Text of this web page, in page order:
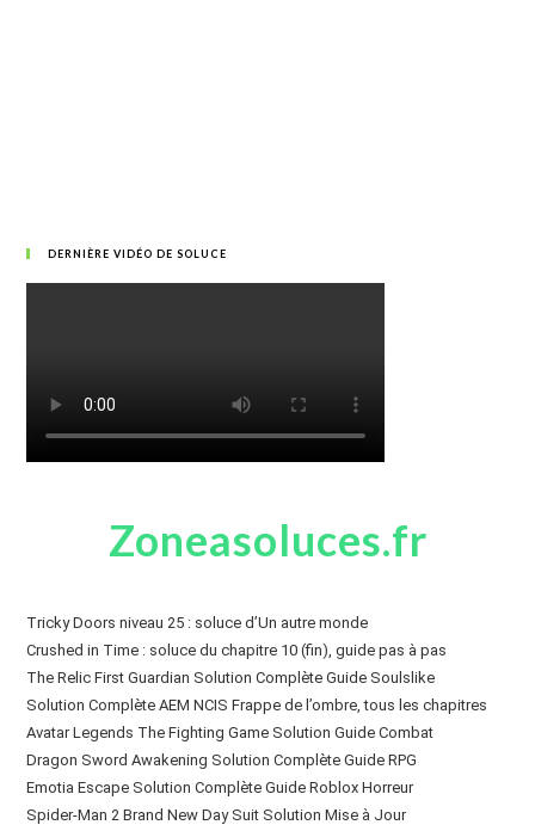
DERNIÈRE VIDÉO DE SOLUCE
Zoneasoluces.fr
Tricky Doors niveau 25 : soluce d’Un autre monde
Crushed in Time : soluce du chapitre 10 (fin), guide pas à pas
The Relic First Guardian Solution Complète Guide Soulslike
Solution Complète AEM NCIS Frappe de l’ombre, tous les chapitres
Avatar Legends The Fighting Game Solution Guide Combat
Dragon Sword Awakening Solution Complète Guide RPG
Emotia Escape Solution Complète Guide Roblox Horreur
Spider-Man 2 Brand New Day Suit Solution Mise à Jour